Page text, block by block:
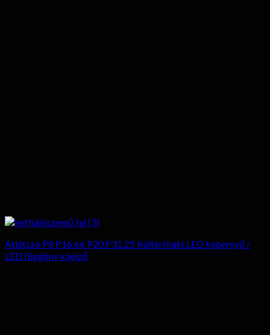
Átlátszó P8 P16.66 P20 P31.25 Kültéri háló LED képernyő /
LED függöny kijelző